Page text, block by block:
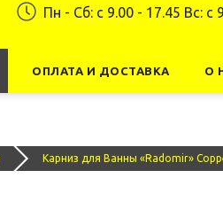
Пн - Сб: c 9.00 - 17.45 Вс: c
ОПЛАТА И ДОСТАВКА О
Карниз для Ванны «Radomir»